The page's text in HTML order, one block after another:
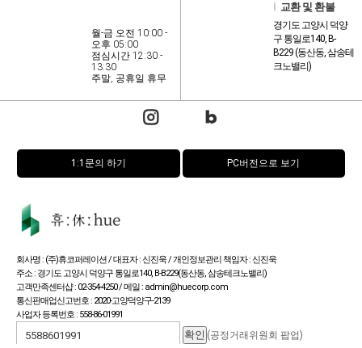
월-금 오전 10:00 -
오후 05:00
점심시간 12:30 -
13:30
주말, 공휴일 휴무
교환 및 환불
경기도 고양시 덕양
구 통일로140, B-
B229 (동산동, 삼송테
크노밸리)
1:1문의 하기 PC버전으로 보기
회사명 : (주)휴코퍼레이션 / 대표자 : 신진욱 / 개인정보관리 책임자 : 신진욱
주소 : 경기도 고양시 덕양구 통일로140, B-B229(동산동, 삼송테크노밸리)
고객만족센터샵 : 02-354-4250 / 메일 : admin@huecorp.com
통신판매업신고번호 : 2020-고양덕양구-2139
사업자 등록번호 : 558-86-01991
(공정거래위원회 팝업)